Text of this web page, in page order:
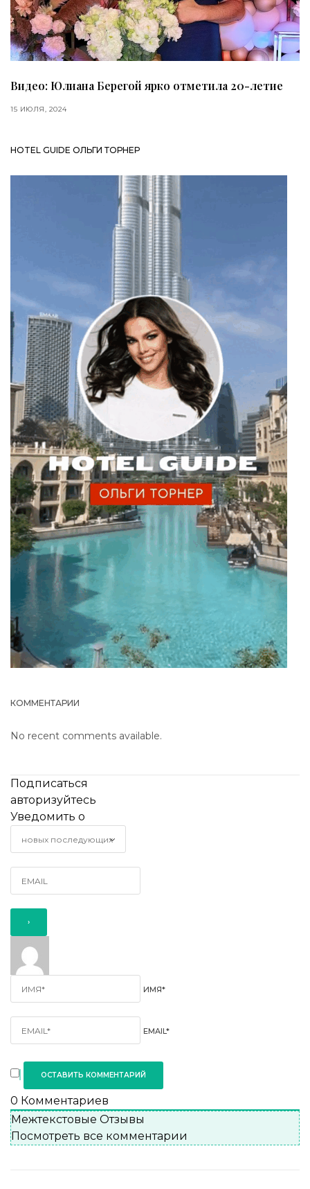
Видео: Юлиана Берегой ярко отметила 20-летие
15 ИЮЛЯ, 2024
HOTEL GUIDE ОЛЬГИ ТОРНЕР
КОММЕНТАРИИ
No recent comments available.
Подписаться
авторизуйтесь
Уведомить о
ИМЯ*
EMAIL*
0 Комментариев
Межтекстовые Отзывы
Посмотреть все комментарии